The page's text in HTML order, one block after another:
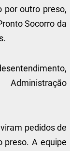
por outro preso,
Socorro da
pedidos de
preso. A equipe